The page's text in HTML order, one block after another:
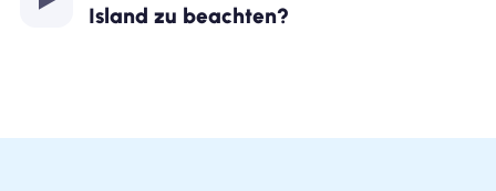
Island zu beachten?